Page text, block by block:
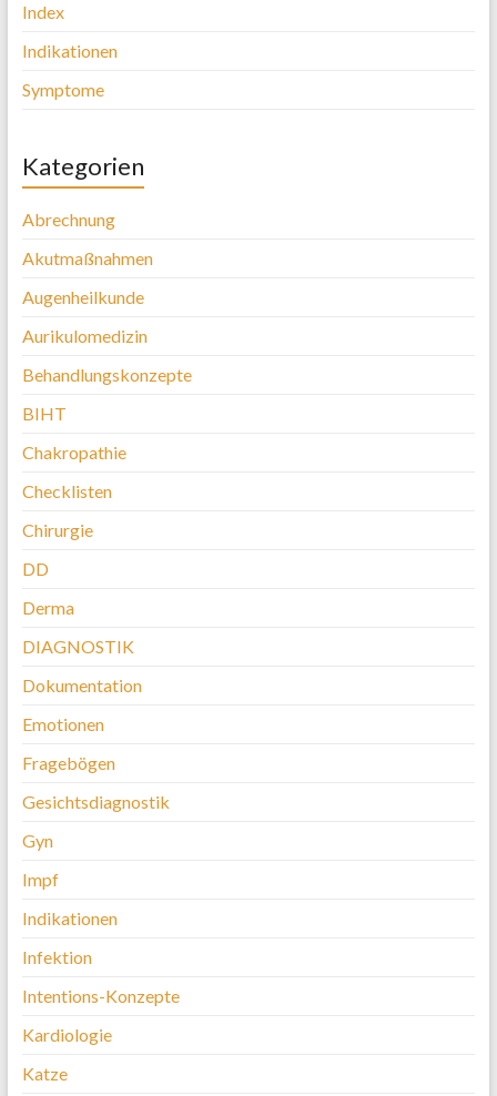
Index
Indikationen
Symptome
Kategorien
Abrechnung
Akutmaßnahmen
Augenheilkunde
Aurikulomedizin
Behandlungskonzepte
BIHT
Chakropathie
Checklisten
Chirurgie
DD
Derma
DIAGNOSTIK
Dokumentation
Emotionen
Fragebögen
Gesichtsdiagnostik
Gyn
Impf
Indikationen
Infektion
Intentions-Konzepte
Kardiologie
Katze